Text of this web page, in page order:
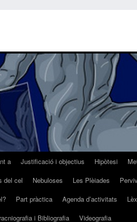
a Justificació i objectius Hipòtesi
del cel Nebuloses Les Plèiades
Part pràctica Agenda d’activitats
i Bibliografia Videografia